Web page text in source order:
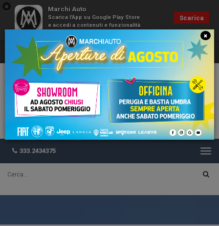
× Marchi Auto
Scarica l'App su Google Play Store
e accedi a contenuti e funzionalità
Scarica
333.2434375
×